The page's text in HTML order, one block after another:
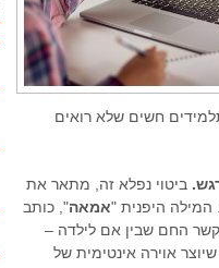
חשים שלא רואים
ביטוי נפלא זה, מתאר את
המילה היפנית "אמאה", כותב
החם שבין אם לילדה –
אוירה אינטימית של